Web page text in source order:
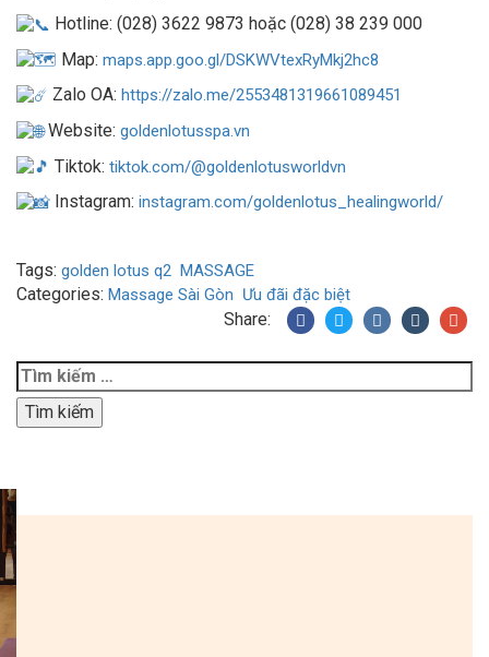
Hotline: (028) 3622 9873 hoặc (028) 38 239 000
Map: maps.app.goo.gl/DSKWVtexRyMkj2hc8
Zalo OA: https://zalo.me/2553481319661089451
Website: goldenlotusspa.vn
Tiktok: tiktok.com/@goldenlotusworldvn
Instagram: instagram.com/goldenlotus_healingworld/
Tags: golden lotus q2 MASSAGE
Categories: Massage Sài Gòn Ưu đãi đặc biệt
Share:
Tìm
kiếm
cho: